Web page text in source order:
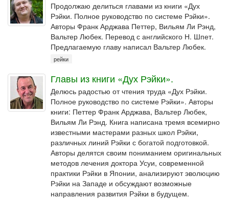
Продолжаю делиться главами из книги «Дух
Рэйки. Полное руководство по системе Рэйки».
Авторы Франк Арджава Петтер, Вильям Ли Рэнд,
Вальтер Любек. Перевод с английского Н. Шпет.
Предлагаемую главу написал Вальтер Любек.
рейки
Главы из книги «Дух Рэйки».
Делюсь радостью от чтения труда «Дух Рэйки.
Полное руководство по системе Рэйки». Авторы
книги: Петтер Франк Арджава, Вальтер Любек,
Вильям Ли Рэнд. Книга написана тремя всемирно
известными мастерами разных школ Рэйки,
различных линий Рэйки с богатой подготовкой.
Авторы делятся своим пониманием оригинальных
методов лечения доктора Усуи, современной
практики Рэйки в Японии, анализируют эволюцию
Рэйки на Западе и обсуждают возможные
направления развития Рэйки в будущем.